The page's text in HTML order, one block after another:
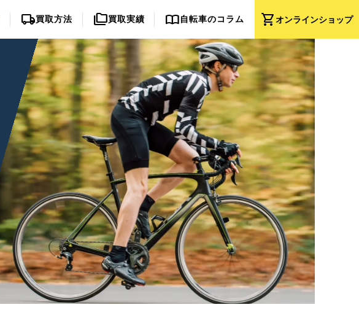
shopping_cartオンラインショップ
local_shipping買取方法 folder_copy買取実績 import_contacts自転車のコラム